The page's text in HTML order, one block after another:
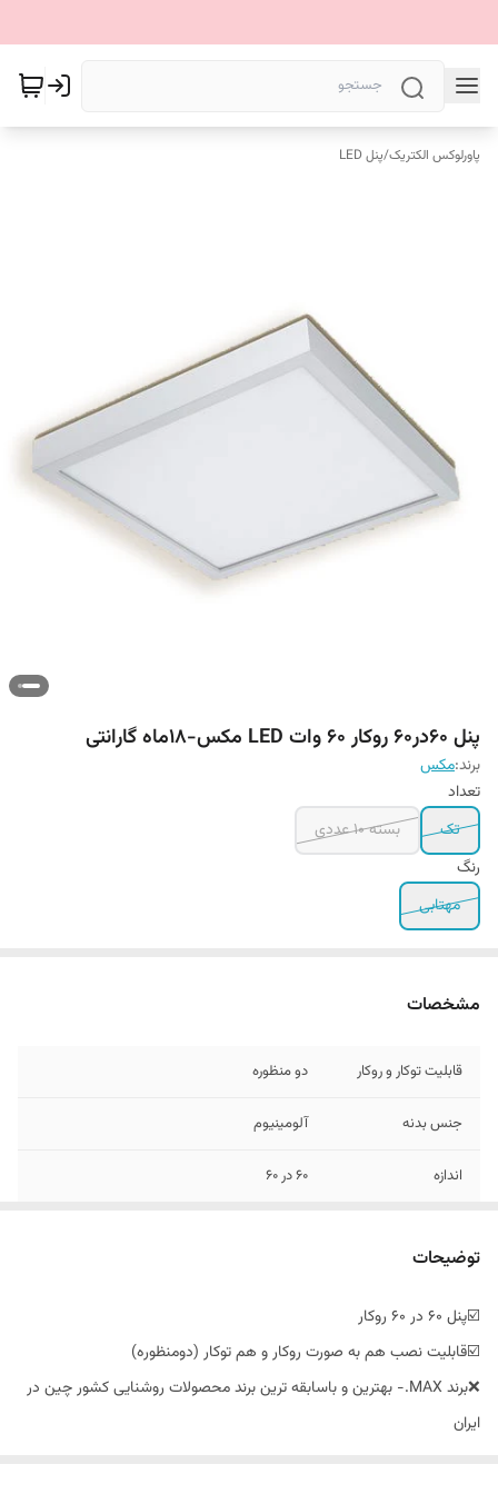
پاورلوکس الکتریک/پنل LED
پنل 60در60 روکار 60 وات LED مکس-18ماه گارانتی
برند:مکس
تعداد
تک
بسته ۱۰ عددی
رنگ
مهتابی
مشخصات
قابلیت توکار و روکار دو منظوره
جنس بدنه آلومینیوم
اندازه 60 در 60
سازنده
توضیحات
☑️پنل ۶۰ در ۶۰ روکار
☑️قابلیت نصب هم به صورت روکار و هم توکار (دومنظوره)
❌برند MAX.- بهترین و باسابقه ترین برند محصولات روشنایی کشور چین در
ایران